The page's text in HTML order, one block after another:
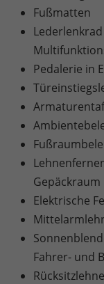
Fußmatten
Pedalerie in
Gepäckraum
Elektrische
Fahrer- und